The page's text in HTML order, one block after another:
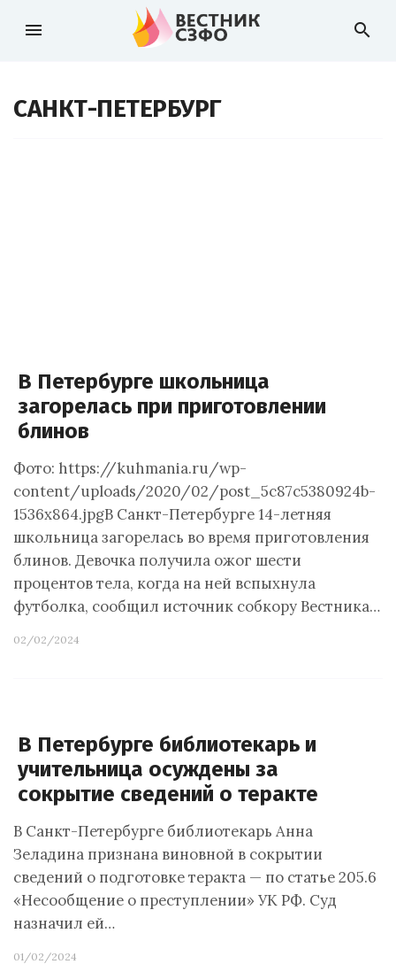
menu search
САНКТ-ПЕТЕРБУРГ
В Петербурге школьница
загорелась при приготовлении
блинов
Фото: https://kuhmania.ru/wp-
content/uploads/2020/02/post_5c87c5380924b-
1536x864.jpgВ Санкт-Петербурге 14-летняя
школьница загорелась во время приготовления
блинов. Девочка получила ожог шести
процентов тела, когда на ней вспыхнула
футболка, сообщил источник собкору Вестника…
02/02/2024
В Петербурге библиотекарь и
учительница осуждены за
сокрытие сведений о теракте
В Санкт-Петербурге библиотекарь Анна
Зеладина признана виновной в сокрытии
сведений о подготовке теракта — по статье 205.6
«Несообщение о преступлении» УК РФ. Суд
назначил ей…
01/02/2024